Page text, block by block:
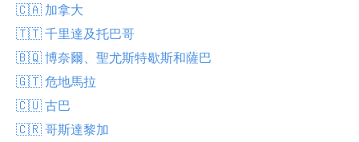
🇨🇦 加拿大
🇹🇹 千里達及托巴哥
🇧🇶 博奈爾、聖尤斯特歇斯和薩巴
🇬🇹 危地馬拉
🇨🇺 古巴
🇨🇷 哥斯達黎加